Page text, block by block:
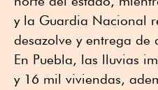
y la Guardia Nacional
desazolve y entrega de
En Puebla, las lluvias
y 16 mil viviendas,